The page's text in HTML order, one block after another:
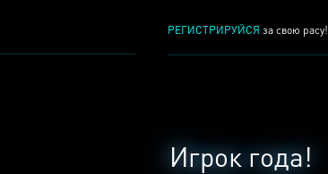
РЕГИСТРИРУЙСЯ за свою расу!
Игрок года!